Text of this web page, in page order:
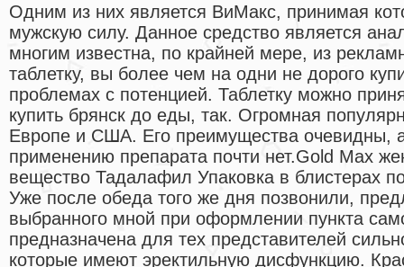
Одним из них является ВиМакс, принимая
мужскую силу. Данное средство является
многим известна, по крайней мере, из
таблетку, вы более чем на одни не дорого
проблемах с потенцией. Таблетку можно
купить брянск до еды, так. Огромная
Европе и США. Его преимущества очевидны, а
применению препарата почти нет.Gold Max
вещество Тадалафил Упаковка в блистерах
Уже после обеда того же дня позвонили,
выбранного мной при оформлении пункта
предназначена для тех представителей
которые имеют эректильную дисфункцию.